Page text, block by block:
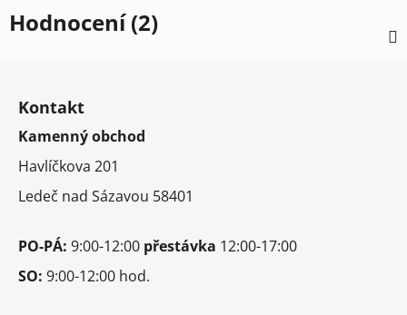
Hodnocení (2)
Kontakt
Kamenný obchod
Havlíčkova 201
Ledeč nad Sázavou 58401
PO-PÁ: 9:00-12:00 přestávka 12:00-17:00
SO: 9:00-12:00 hod.